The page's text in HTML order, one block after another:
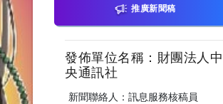
推廣新聞稿
發佈單位名稱：財團法人中
央通訊社
新聞聯絡人：訊息服務核稿員